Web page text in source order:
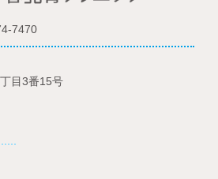
7470
目3番15号